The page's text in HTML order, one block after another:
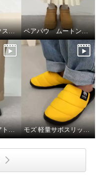
モルティ ソックスブーツ☆ ベアパウ ムートン調厚底ブーツ☆
卑弥呼 スクエアトゥビットローファー☆♪ モズ 軽量サボスリッポン☆